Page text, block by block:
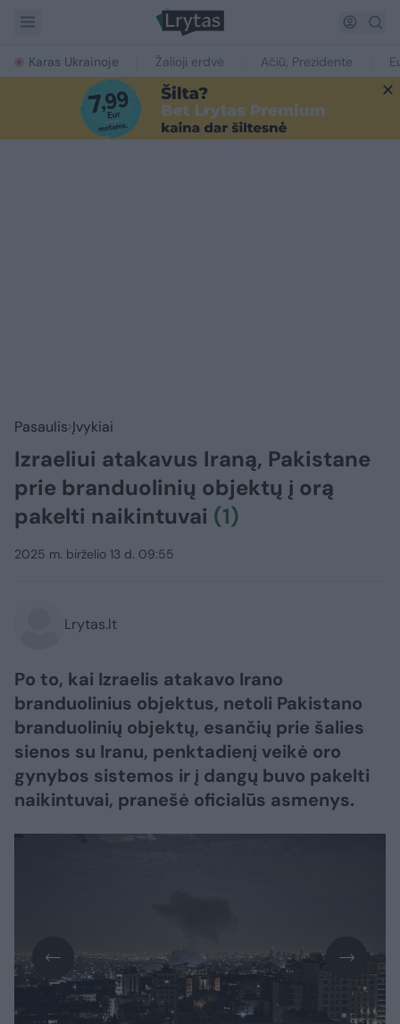
Karas Ukrainoje Žalioji erdvė Ačiū, Prezidente
Pasaulis Įvykiai
Izraeliui atakavus Iraną, Pakistane
prie branduolinių objektų į orą
pakelti naikintuvai (1)
2025 m. birželio 13 d. 09:55
Lrytas.lt
Po to, kai Izraelis atakavo Irano
branduolinius objektus, netoli Pakistano
branduolinių objektų, esančių prie šalies
sienos su Iranu, penktadienį veikė oro
gynybos sistemos ir į dangų buvo pakelti
naikintuvai, pranešė oficialūs asmenys.